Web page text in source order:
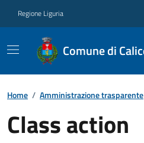
Regione Liguria
Comune di
Home / Amministrazione trasparente
Class action